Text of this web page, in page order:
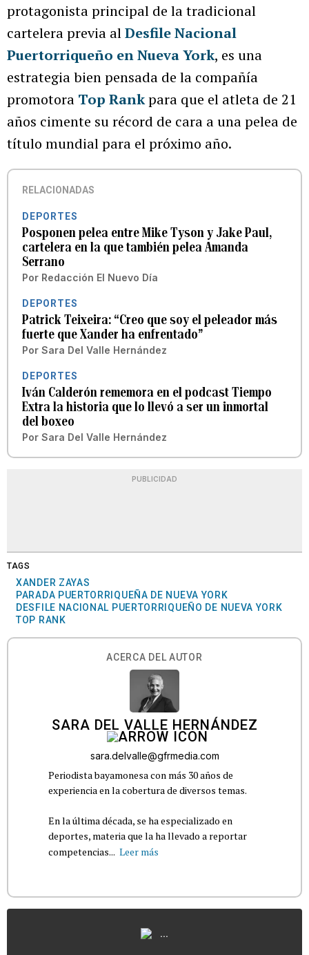
protagonista principal de la tradicional
cartelera previa alDesfile Nacional
Puertorriqueño en Nueva York, es una
estrategia bien pensada de la compañía
promotora Top Rankpara que el atleta de 21
años cimente su récord de cara a una pelea de
título mundial para el próximo año.
RELACIONADAS
DEPORTES
Posponen pelea entre Mike Tyson y Jake Paul,
cartelera en la que también pelea Amanda
Serrano
Por Redacción El Nuevo Día
DEPORTES
Patrick Teixeira: “Creo que soy el peleador más
fuerte que Xander ha enfrentado”
Por Sara Del Valle Hernández
DEPORTES
Iván Calderón rememora en el podcast Tiempo
Extra la historia que lo llevó a ser un inmortal
del boxeo
Por Sara Del Valle Hernández
PUBLICIDAD
TAGS
XANDER ZAYAS
PARADA PUERTORRIQUEÑA DE NUEVA YORK
DESFILE NACIONAL PUERTORRIQUEÑO DE NUEVA YORK
TOP RANK
ACERCA DEL AUTOR
SARA DEL VALLE HERNÁNDEZ
sara.delvalle@gfrmedia.com
Periodista bayamonesa con más 30 años de
experiencia en la cobertura de diversos temas.
En la última década, se ha especializado en
deportes, materia que la ha llevado a reportar
competencias... Leer más
...